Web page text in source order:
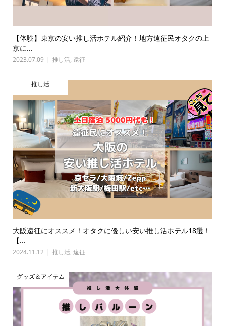
【体験】東京の安い推し活ホテル紹介！地方遠征民オタクの上
京に...
2023.07.09 推し活, 遠征
推し活
大阪遠征にオススメ！オタクに優しい安い推し活ホテル18選！
【...
2024.11.12 推し活, 遠征
グッズ＆アイテム